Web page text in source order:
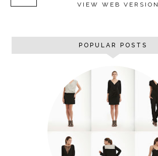
VIEW WEB VERSION
POPULAR POSTS